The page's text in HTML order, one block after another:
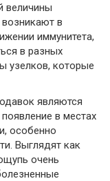
величины
в
иммунитета,
в разных
узелков, которые
являются
в местах
особенно
Выглядят как
очень